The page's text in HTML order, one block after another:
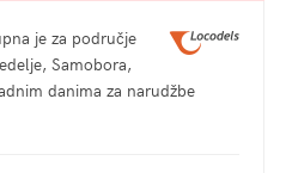
je za područje
Samobora,
danima za narudžbe